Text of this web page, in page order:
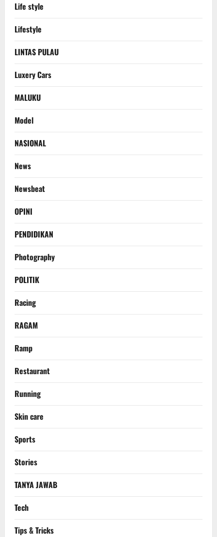
Life style
Lifestyle
LINTAS PULAU
Luxery Cars
MALUKU
Model
NASIONAL
News
Newsbeat
OPINI
PENDIDIKAN
Photography
POLITIK
Racing
RAGAM
Ramp
Restaurant
Running
Skin care
Sports
Stories
TANYA JAWAB
Tech
Tips & Tricks